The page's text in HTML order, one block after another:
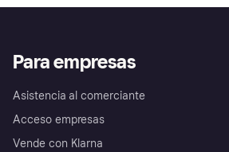
Para empresas
Asistencia al comerciante
Acceso empresas
Vende con Klarna